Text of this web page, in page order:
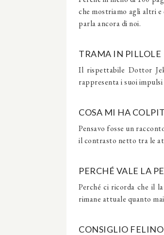
che mostriamo agli altri
parla ancora di noi.
TRAMA IN PILLOLE
Il rispettabile Dottor
rappresenta i suoi
COSA MI HA
Pensavo fosse un
il contrasto netto tra le
PERCHÉ VALE LA
Perché ci ricorda che il
rimane attuale quanto
CONSIGLIO FELINO